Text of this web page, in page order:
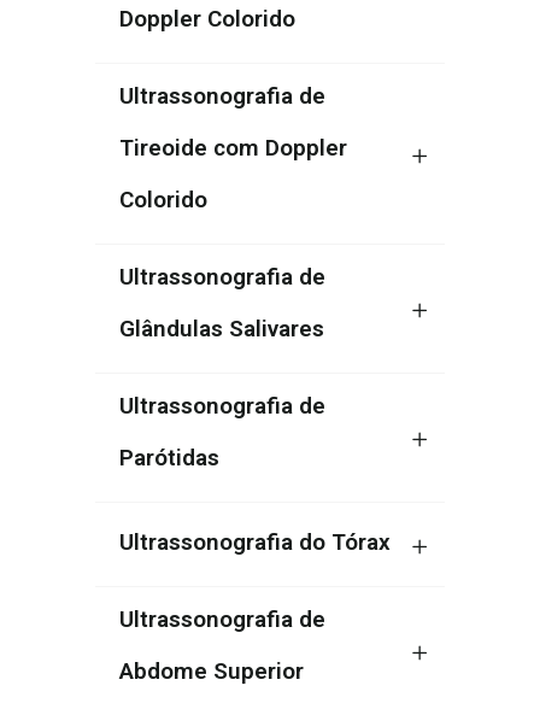
Doppler Colorido
Ultrassonografia de
Tireoide com Doppler
Colorido
Ultrassonografia de
Glândulas Salivares
Ultrassonografia de
Parótidas
Ultrassonografia do Tórax
Ultrassonografia de
Abdome Superior